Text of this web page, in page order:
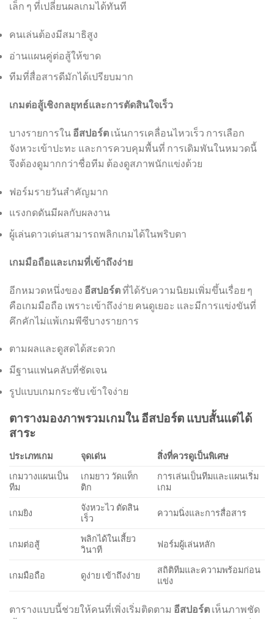
เล็ก ๆ ที่เปลี่ยนผลเกมได้ทันที
คนเล่นต้องมีสมาธิสูง
อ่านแผนคู่ต่อสู้ให้ขาด
ทีมที่สื่อสารดีมักได้เปรียบมาก
เกมต่อสู้เชิงกลยุทธ์และการตัดสินใจเร็ว
บางรายการใน อีสปอร์ต เน้นการเคลื่อนไหวเร็ว การเลือก
จังหวะเข้าปะทะ และการควบคุมพื้นที่ การเดิมพันในหมวดนี้
จึงต้องดูมากกว่าชื่อทีม ต้องดูสภาพนักแข่งด้วย
ฟอร์มรายวันสำคัญมาก
แรงกดดันมีผลกับผลงาน
ผู้เล่นดาวเด่นสามารถพลิกเกมได้ในพริบตา
เกมมือถือและเกมที่เข้าถึงง่าย
อีกหมวดหนึ่งของ อีสปอร์ตที่ได้รับความนิยมเพิ่มขึ้นเรื่อย ๆ
คือเกมมือถือ เพราะเข้าถึงง่าย คนดูเยอะ และมีการแข่งขันที่
คึกคักไม่แพ้เกมพีซีบางรายการ
ตามผลและดูสดได้สะดวก
มีฐานแฟนคลับที่ชัดเจน
รูปแบบเกมกระชับ เข้าใจง่าย
ตารางมองภาพรวมเกมใน อีสปอร์ต แบบสั้นแต่ได้
สาระ
ประเภทเกม จุดเด่น
สิ่งที่ควรดูเป็นพิเศษ
เกมวางแผนเป็น
ทีม
เกมยาว วัดแท็ก
ติก
การเล่นเป็นทีมและแผนเริ่ม
เกม
เกมยิง
จังหวะไว ตัดสิน
เร็ว
ความนิ่งและการสื่อสาร
เกมต่อสู้
พลิกได้ในเสี้ยว
วินาที
ฟอร์มผู้เล่นหลัก
เกมมือถือ ดูง่าย เข้าถึงง่าย
สถิติทีมและความพร้อมก่อน
แข่ง
ตารางแบบนี้ช่วยให้คนที่เพิ่งเริ่มติดตาม อีสปอร์ต เห็นภาพชัด